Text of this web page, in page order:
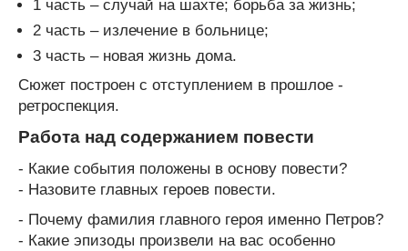
1 часть – случай на шахте; борьба за жизнь;
2 часть – излечение в больнице;
3 часть – новая жизнь дома.
Сюжет построен с отступлением в прошлое -
ретроспекция.
Работа над содержанием повести
- Какие события положены в основу повести?
- Назовите главных героев повести.
- Почему фамилия главного героя именно Петров?
- Какие эпизоды произвели на вас особенно